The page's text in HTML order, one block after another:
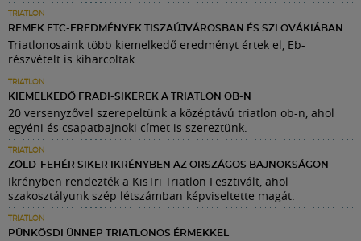
TRIATLON
REMEK FTC-EREDMÉNYEK TISZAÚJVÁROSBAN ÉS SZLOVÁKIÁBAN
Triatlonosaink több kiemelkedő eredményt értek el, Eb-
részvételt is kiharcoltak.
TRIATLON
KIEMELKEDŐ FRADI-SIKEREK A TRIATLON OB-N
20 versenyzővel szerepeltünk a középtávú triatlon ob-n, ahol
egyéni és csapatbajnoki címet is szereztünk.
TRIATLON
ZÖLD-FEHÉR SIKER IKRÉNYBEN AZ ORSZÁGOS BAJNOKSÁGON
Ikrényben rendezték a KisTri Triatlon Fesztivált, ahol
szakosztályunk szép létszámban képviseltette magát.
TRIATLON
PÜNKÖSDI ÜNNEP TRIATLONOS ÉRMEKKEL